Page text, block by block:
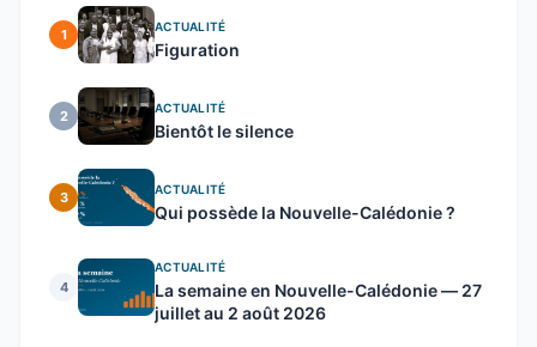
1
ACTUALITÉ
Figuration
2
ACTUALITÉ
Bientôt le silence
3
ACTUALITÉ
Qui possède la Nouvelle-Calédonie ?
4
ACTUALITÉ
La semaine en Nouvelle-Calédonie — 27
juillet au 2 août 2026